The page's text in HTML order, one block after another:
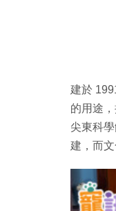
建於
的用途
尖東科
建，而